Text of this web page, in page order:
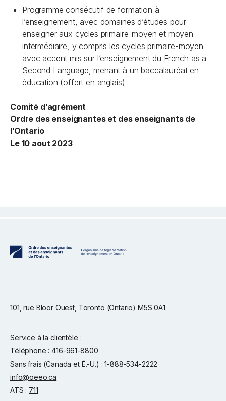
Programme consécutif de formation à
l’enseignement, avec domaines d’études pour
enseigner aux cycles primaire-moyen et moyen-
intermédiaire, y compris les cycles primaire-moyen
avec accent mis sur l’enseignement du French as a
Second Language, menant à un baccalauréat en
éducation (offert en anglais)
Comité d’agrément
Ordre des enseignantes et des enseignants de
l’Ontario
Le 10 aout 2023
101, rue Bloor Ouest, Toronto (Ontario) M5S 0A1
Service à la clientèle :
Téléphone : 416-961-8800
Sans frais (Canada et É.-U.) : 1-888-534-2222
info@oeeo.ca
ATS : 711